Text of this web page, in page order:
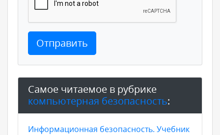
Отправить
Самое читаемое в рубрике
компьютерная безопасность:
Информационная безопасность. Учебник